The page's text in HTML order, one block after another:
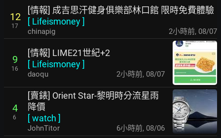
12
17
[情報] 成吉思汗健身俱樂部林口館 限時免費體驗
[ Lifeismoney]
chinapig 2小時前, 08/07
9
16
[情報] LIME21世紀+2
[ Lifeismoney]
daoqu 2小時前, 08/07
4
6
[賣錶] Orient Star-黎明時分流星雨
降價
[watch ]
JohnTitor 6小時前, 08/06